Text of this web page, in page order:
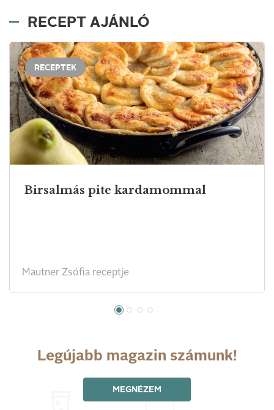
RECEPT AJÁNLÓ
RECEPTEK
Birsalmás pite kardamommal
Mautner Zsófia receptje
Legújabb magazin számunk!
MEGNÉZEM